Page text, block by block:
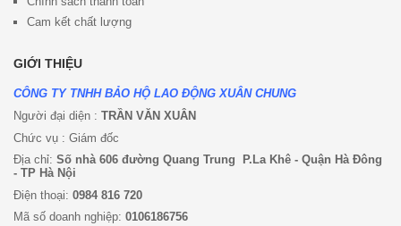
Cam kết chất lượng
GIỚI THIỆU
CÔNG TY TNHH BẢO HỘ LAO ĐỘNG XUÂN CHUNG
Người đại diện : TRẦN VĂN XUÂN
Chức vụ : Giám đốc
Địa chỉ: Số nhà 606 đường Quang Trung P.La Khê - Quận Hà Đông
- TP Hà Nội
Điện thoại: 0984 816 720
Mã số doanh nghiệp: 0106186756